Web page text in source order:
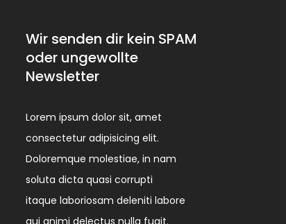
Wir senden dir kein SPAM
oder ungewollte
Newsletter
Lorem ipsum dolor sit, amet
consectetur adipisicing elit.
Doloremque molestiae, in nam
soluta dicta quasi corrupti
itaque laboriosam deleniti labore
qui animi delectus nulla fugit.